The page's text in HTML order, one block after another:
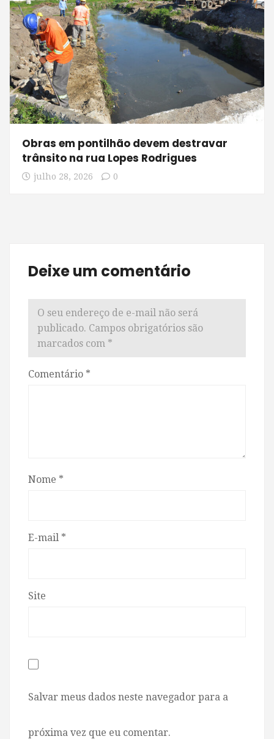
Obras em pontilhão devem destravar
trânsito na rua Lopes Rodrigues
julho 28, 2026 0
Deixe um comentário
O seu endereço de e-mail não será
publicado. Campos obrigatórios são
marcados com *
Comentário *
Nome *
E-mail *
Site
Salvar meus dados neste navegador para a
próxima vez que eu comentar.